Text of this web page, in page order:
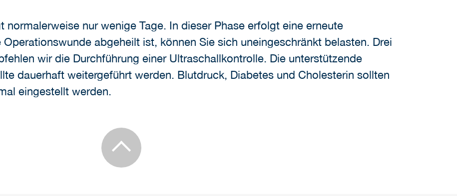
normalerweise nur wenige Tage. In dieser Phase erfolgt eine erneute
abgeheilt ist, können Sie sich uneingeschränkt belasten. Drei
wir die Durchführung einer Ultraschallkontrolle. Die unterstützende
dauerhaft weitergeführt werden. Blutdruck, Diabetes und Cholesterin sollten
eingestellt werden.